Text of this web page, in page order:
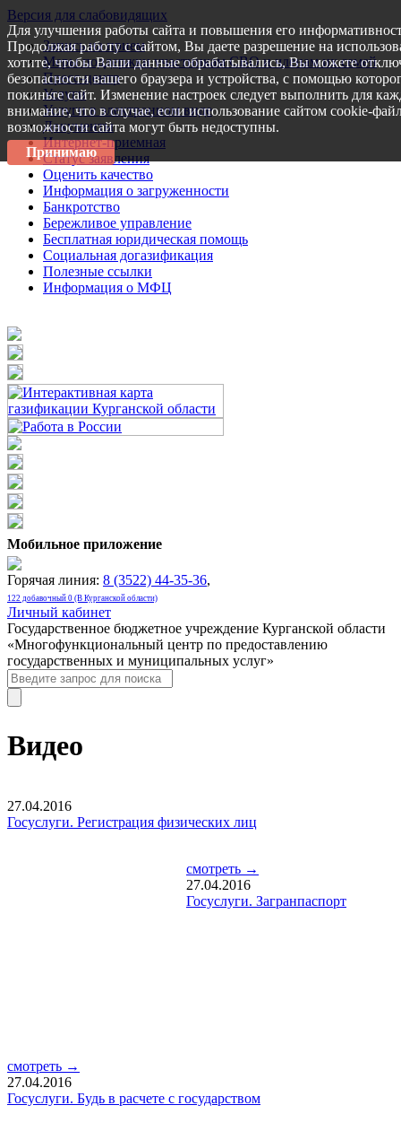
Версия для слабовидящих
Запись на прием
Меры поддержки участникам СВО и членам их семей
Пресс-центр
Услуги
Услуги в электронном виде
Документы
Интернет-приемная
Статус заявления
Оценить качество
Информация о загруженности
Банкротство
Бережливое управление
Бесплатная юридическая помощь
Социальная догазификация
Полезные ссылки
Информация о МФЦ
Мобильное приложение
Горячая линия: 8 (3522) 44-35-36,
122 добавочный 0 (В Курганской области)
Личный кабинет
Государственное бюджетное учреждение Курганской области
«Многофункциональный центр по предоставлению
государственных и муниципальных услуг»
Видео
27.04.2016
Госуслуги. Регистрация физических лиц
смотреть →
27.04.2016
Госуслуги. Загранпаспорт
смотреть →
27.04.2016
Госуслуги. Будь в расчете с государством
Для улучшения работы сайта и повышения его
Продолжая работу с сайтом, Вы даете разрешение на
хотите, чтобы Ваши данные обрабатывались, Вы можете
безопасности вашего браузера и устройства, с помощью
покиньте сайт. Изменение настроек следует выполнить для
внимание, что в случае, если использование сайтом cookie-
возможности сайта могут быть недоступны.
Принимаю